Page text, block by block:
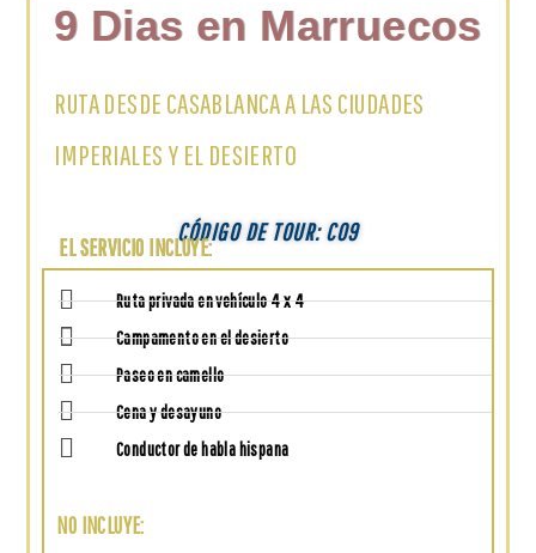
9 Dias en Marruecos
RUTA DESDE CASABLANCA A LAS CIUDADES
IMPERIALES Y EL DESIERTO
CÓDIGO DE TOUR: C09
EL SERVICIO INCLUYE:
Ruta privada en vehículo 4 x 4
Campamento en el desierto
Paseo en camello
Cena y desayuno
Conductor de habla hispana
NO INCLUYE: